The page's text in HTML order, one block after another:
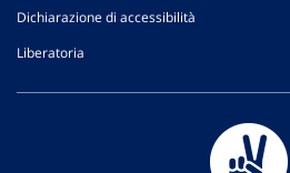
Dichiarazione di accessibilità
Liberatoria